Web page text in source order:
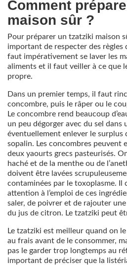
Comment
maison sûr ?
Pour préparer un tzatziki maison
important de respecter des règles
faut impérativement se laver les
aliments et il faut veiller à ce que
propre.
Dans un premier temps, il faut
concombre, puis le râper ou le
Le concombre rend beaucoup
un peu dégorger avec du sel dans
éventuellement enlever le surplus
sopalin. Les concombres peuvent
deux yaourts grecs pasteurisés.
haché et de la menthe ou de
doivent être lavées
contaminées par le toxoplasme. Il
attention à l’emploi de ces
saler, de poivrer et de rajouter une
du jus de citron. Le tzatziki peut
Le tzatziki est meilleur quand on
au frais avant de le consommer,
pas le garder trop longtemps au
important de préciser que la